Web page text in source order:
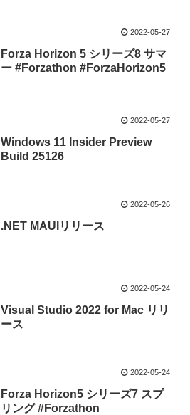
2022-05-27
Forza Horizon 5 シリーズ8 サマ
ー #Forzathon #ForzaHorizon5
2022-05-27
Windows 11 Insider Preview
Build 25126
2022-05-26
.NET MAUIリリース
2022-05-24
Visual Studio 2022 for Mac リリ
ース
2022-05-24
Forza Horizon5 シリーズ7 スプ
リング #Forzathon